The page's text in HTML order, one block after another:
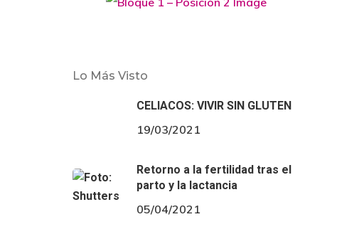
Lo Más Visto
CELIACOS: VIVIR SIN GLUTEN
19/03/2021
Retorno a la fertilidad tras el
parto y la lactancia
05/04/2021